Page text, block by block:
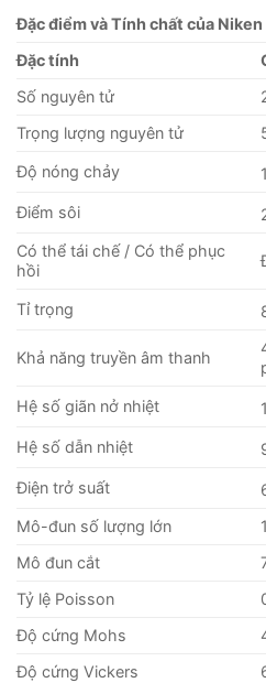
Đặc điểm và Tính chất của Niken
Đặc tính
Số nguyên tử
Trọng lượng nguyên tử
Độ nóng chảy
Điểm sôi
Có thể tái chế / Có thể phục
hồi
Tỉ trọng
Khả năng truyền âm thanh
Hệ số giãn nở nhiệt
Hệ số dẫn nhiệt
Điện trở suất
Mô-đun số lượng lớn
Mô đun cắt
Tỷ lệ Poisson
Độ cứng Mohs
Độ cứng Vickers